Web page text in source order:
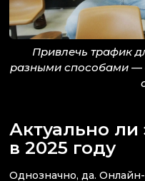
Привлечь трафик
разными способами —
Актуально ли
в 2025 году
Однозначно, да.